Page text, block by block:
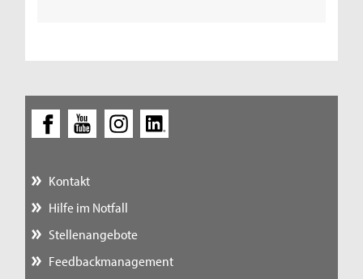
Kontakt
Hilfe im Notfall
Stellenangebote
Feedbackmanagement